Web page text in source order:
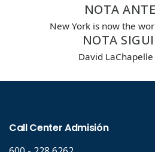
NOTA
New York is now the
NOTA
David
Búsqueda